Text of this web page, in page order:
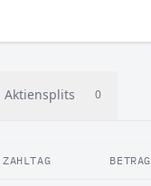
Aktiensplits 0
ZAHLTAG BETRAG